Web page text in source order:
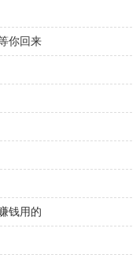
你回来
钱用的